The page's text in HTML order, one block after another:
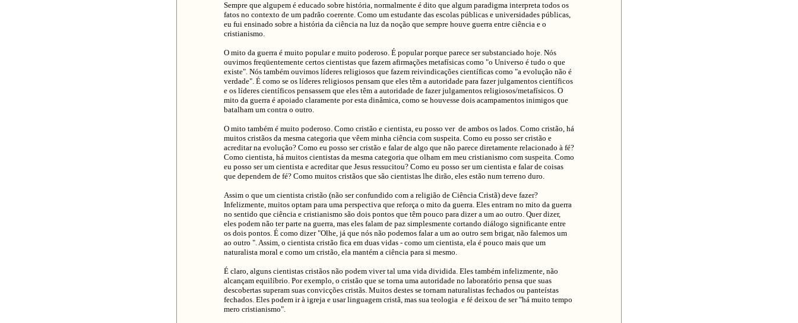
Sempre que algupem é educado sobre história, normalmente é dito que algum paradigma interpreta todos os
fatos no contexto de um padrão coerente. Como um estudante das escolas públicas e universidades públicas,
eu fui ensinado sobre a história da ciência na luz da noção que sempre houve guerra entre ciência e o
cristianismo.
O mito da guerra é muito popular e muito poderoso. É popular porque parece ser substanciado hoje. Nós
ouvimos freqüentemente certos cientistas que fazem afirmações metafísicas como "o Universo é tudo o que
existe". Nós também ouvimos líderes religiosos que fazem reivindicações científicas como "a evolução não é
verdade". É como se os líderes religiosos pensam que eles têm a autoridade para fazer julgamentos científicos
e os líderes científicos pensassem que eles têm a autoridade de fazer julgamentos religiosos/metafísicos. O
mito da guerra é apoiado claramente por esta dinâmica, como se houvesse dois acampamentos inimigos que
batalham um contra o outro.
O mito também é muito poderoso. Como cristão e cientista, eu posso ver de ambos os lados. Como cristão, há
muitos cristãos da mesma categoria que vêem minha ciência com suspeita. Como eu posso ser cristão e
acreditar na evolução? Como eu posso ser cristão e falar de algo que não parece diretamente relacionado à fé?
Como cientista, há muitos cientistas da mesma categoria que olham em meu cristianismo com suspeita. Como
eu posso ser um cientista e acreditar que Jesus ressucitou? Como eu posso ser um cientista e falar de coisas
que dependem de fé? Como muitos cristãos que são cientistas lhe dirão, eles estão num terreno duro.
Assim o que um cientista cristão (não ser confundido com a religião de Ciência Cristã) deve fazer?
Infelizmente, muitos optam para uma perspectiva que reforça o mito da guerra. Eles entram no mito da guerra
no sentido que ciência e cristianismo são dois pontos que têm pouco para dizer a um ao outro. Quer dizer,
eles podem não ter parte na guerra, mas eles falam de paz simplesmente cortando diálogo significante entre
os dois pontos. É como dizer "Olhe, já que nós não podemos falar a um ao outro sem brigar, não falemos um
ao outro ". Assim, o cientista cristão fica em duas vidas - como um cientista, ela é pouco mais que um
naturalista moral e como um cristão, ela mantém a ciência para si mesmo.
É claro, alguns cientistas cristãos não podem viver tal uma vida dividida. Eles também infelizmente, não
alcançam equilíbrio. Por exemplo, o cristão que se torna uma autoridade no laboratório pensa que suas
descobertas superam suas convicções cristãs. Muitos destes se tornam naturalistas fechados ou panteístas
fechados. Eles podem ir à igreja e usar linguagem cristã, mas sua teologia e fé deixou de ser "há muito tempo
mero cristianismo".